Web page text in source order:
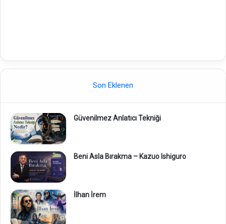
Son Eklenen
Güvenilmez Anlatıcı Tekniği
Beni Asla Bırakma – Kazuo Ishiguro
İlhan İrem